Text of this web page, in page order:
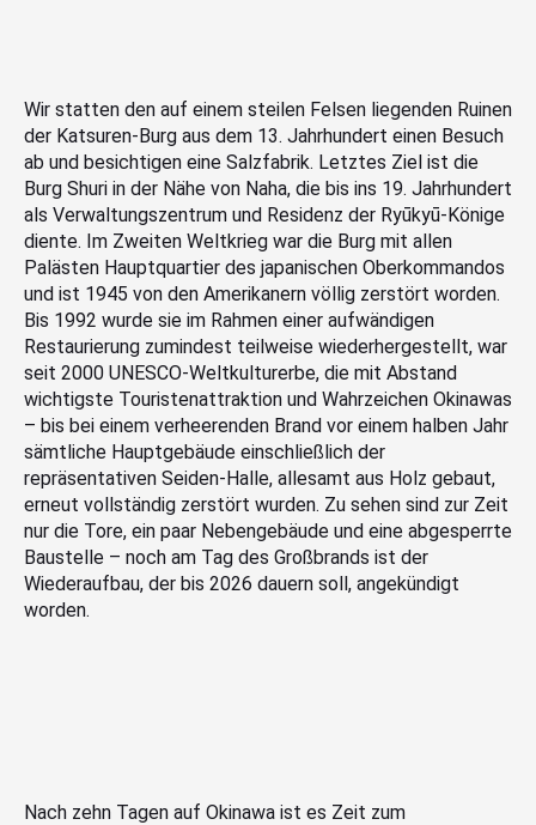
Wir statten den auf einem steilen Felsen liegenden Ruinen
der Katsuren-Burg aus dem 13. Jahrhundert einen Besuch
ab und besichtigen eine Salzfabrik. Letztes Ziel ist die
Burg Shuri in der Nähe von Naha, die bis ins 19. Jahrhundert
als Verwaltungszentrum und Residenz der Ryūkyū-Könige
diente. Im Zweiten Weltkrieg war die Burg mit allen
Palästen Hauptquartier des japanischen Oberkommandos
und ist 1945 von den Amerikanern völlig zerstört worden.
Bis 1992 wurde sie im Rahmen einer aufwändigen
Restaurierung zumindest teilweise wiederhergestellt, war
seit 2000 UNESCO-Weltkulturerbe, die mit Abstand
wichtigste Touristenattraktion und Wahrzeichen Okinawas
– bis bei einem verheerenden Brand vor einem halben Jahr
sämtliche Hauptgebäude einschließlich der
repräsentativen Seiden-Halle, allesamt aus Holz gebaut,
erneut vollständig zerstört wurden. Zu sehen sind zur Zeit
nur die Tore, ein paar Nebengebäude und eine abgesperrte
Baustelle – noch am Tag des Großbrands ist der
Wiederaufbau, der bis 2026 dauern soll, angekündigt
worden.
Nach zehn Tagen auf Okinawa ist es Zeit zum